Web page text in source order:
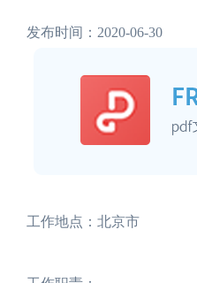
发布时间：2020-06-30
工作地点：北京市